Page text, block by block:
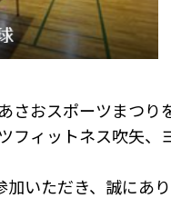
さおスポーツまつり
フィットネス吹矢
いただき、誠にあり